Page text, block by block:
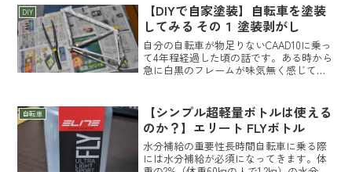
DIY
【DIYで自家塗装】自転車を塗装
してみる その１ 塗装剥がし
自分の自転車が物足りないCAAD10に乗っ
て4年程経過した頃の話です。ある時から
急に白黒のフレームが味気無く感じて来
もっと格好良いのに乗りたいなぁーと各
メーカーの...
自転車
【シンプル超軽量ボトルは使える
のか？】エリート FLYボトル
水分補給の重要性長時間自転車に乗る際
には水分補給が必須になってきます。体